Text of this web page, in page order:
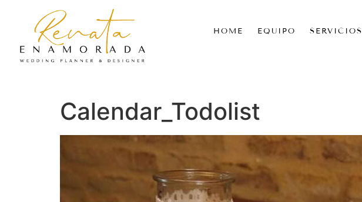
HOME EQUIPO SERVICIOS
Calendar_Todolist